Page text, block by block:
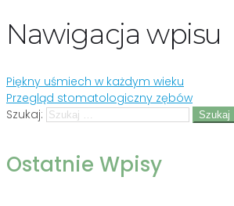
Nawigacja wpisu
Piękny uśmiech w każdym wieku
Przegląd stomatologiczny zębów
Szukaj:
Ostatnie Wpisy